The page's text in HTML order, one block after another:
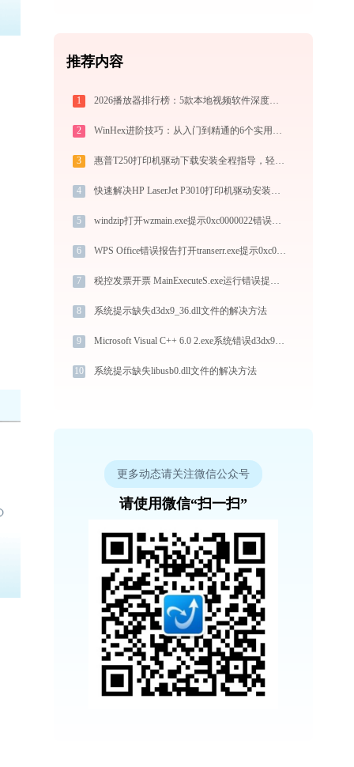
推荐内容
1 2026播放器排行榜：5款本地视频软件深度对比与推荐
2 WinHex进阶技巧：从入门到精通的6个实用指南
3 惠普T250打印机驱动下载安装全程指导，轻松解决打印问题
4 快速解决HP LaserJet P3010打印机驱动安装问题，这篇文章告诉你方法
5 windzip打开wzmain.exe提示0xc0000022错误码怎么办
6 WPS Office错误报告打开transerr.exe提示0xc000000d错误码怎么办
7 税控发票开票 MainExecuteS.exe运行错误提示0xc000000d的解决办法
8 系统提示缺失d3dx9_36.dll文件的解决方法
9 Microsoft Visual C++ 6.0 2.exe系统错误d3dx9_40.dll丢失如何解决
10 系统提示缺失libusb0.dll文件的解决方法
更多动态请关注微信公众号
请使用微信“扫一扫”